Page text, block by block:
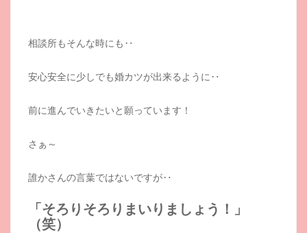
相談所もそんな時にも‥
安心安全に少しでも婚カツが出来るように‥
前に進んでいきたいと願っています！
さぁ～
誰かさんの言葉ではないですが‥
「そろりそろりまいりましょう！」
（笑）